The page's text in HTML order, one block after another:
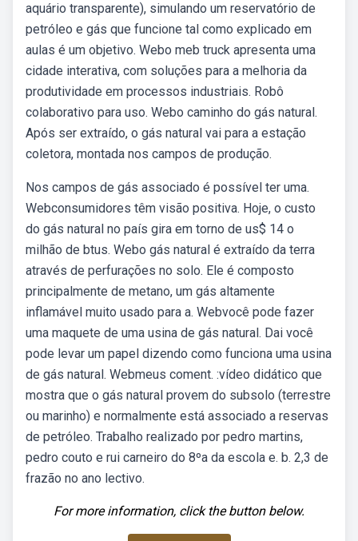
aquário transparente), simulando um reservatório de
petróleo e gás que funcione tal como explicado em
aulas é um objetivo. Webo meb truck apresenta uma
cidade interativa, com soluções para a melhoria da
produtividade em processos industriais. Robô
colaborativo para uso. Webo caminho do gás natural.
Após ser extraído, o gás natural vai para a estação
coletora, montada nos campos de produção.
Nos campos de gás associado é possível ter uma.
Webconsumidores têm visão positiva. Hoje, o custo
do gás natural no país gira em torno de us$ 14 o
milhão de btus. Webo gás natural é extraído da terra
através de perfurações no solo. Ele é composto
principalmente de metano, um gás altamente
inflamável muito usado para a. Webvocê pode fazer
uma maquete de uma usina de gás natural. Dai você
pode levar um papel dizendo como funciona uma usina
de gás natural. Webmeus coment. :vídeo didático que
mostra que o gás natural provem do subsolo (terrestre
ou marinho) e normalmente está associado a reservas
de petróleo. Trabalho realizado por pedro martins,
pedro couto e rui carneiro do 8ºa da escola e. b. 2,3 de
frazão no ano lectivo.
For more information, click the button below.